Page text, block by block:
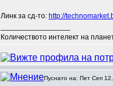
Линк за сд-то: http://
Количеството интелект на
Пуснато на: Пет Сеп